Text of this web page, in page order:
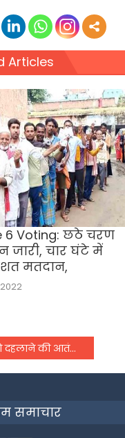
Articles
6 Voting: छठे चरण
जारी, चार घंटे में
मतदान,
की आतंकी साजिश नाकाम,
समाचार